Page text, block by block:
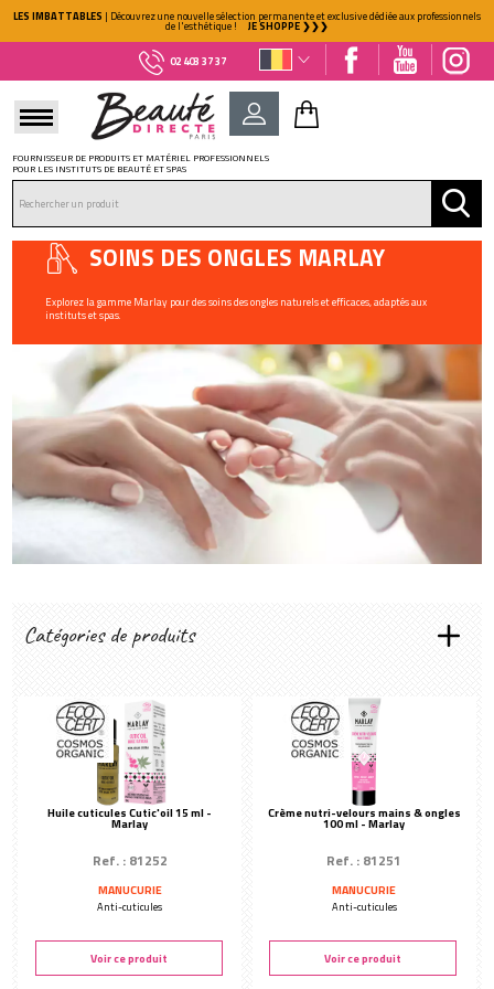
LES IMBATTABLES | Découvrez une nouvelle sélection permanente et exclusive dédiée aux professionnels
de l'esthétique ! JE SHOPPE ❯❯❯
02 403 37 37
NOUVEAU CLIENT ?
Créez votre compte
Créer mon compte
FOURNISSEUR DE PRODUITS ET MATÉRIEL PROFESSIONNELS
POUR LES INSTITUTS DE BEAUTÉ ET SPAS
SOINS DES ONGLES MARLAY
Explorez la gamme Marlay pour des soins des ongles naturels et efficaces, adaptés aux
instituts et spas.
Catégories de produits
Peggy Sage
Soins des mains
Peggy Sage
Soins des ongles
Beautynails
Marlay
Nailmatic
Peggy Sage
TYPES DE MANUCURE
Huile cuticules Cutic'oil 15 ml -
Marlay
Ref. : 81252
MANUCURIE
Anti-cuticules
Voir ce produit
Crème nutri-velours mains & ongles
100 ml - Marlay
Ref. : 81251
MANUCURIE
Anti-cuticules
Voir ce produit